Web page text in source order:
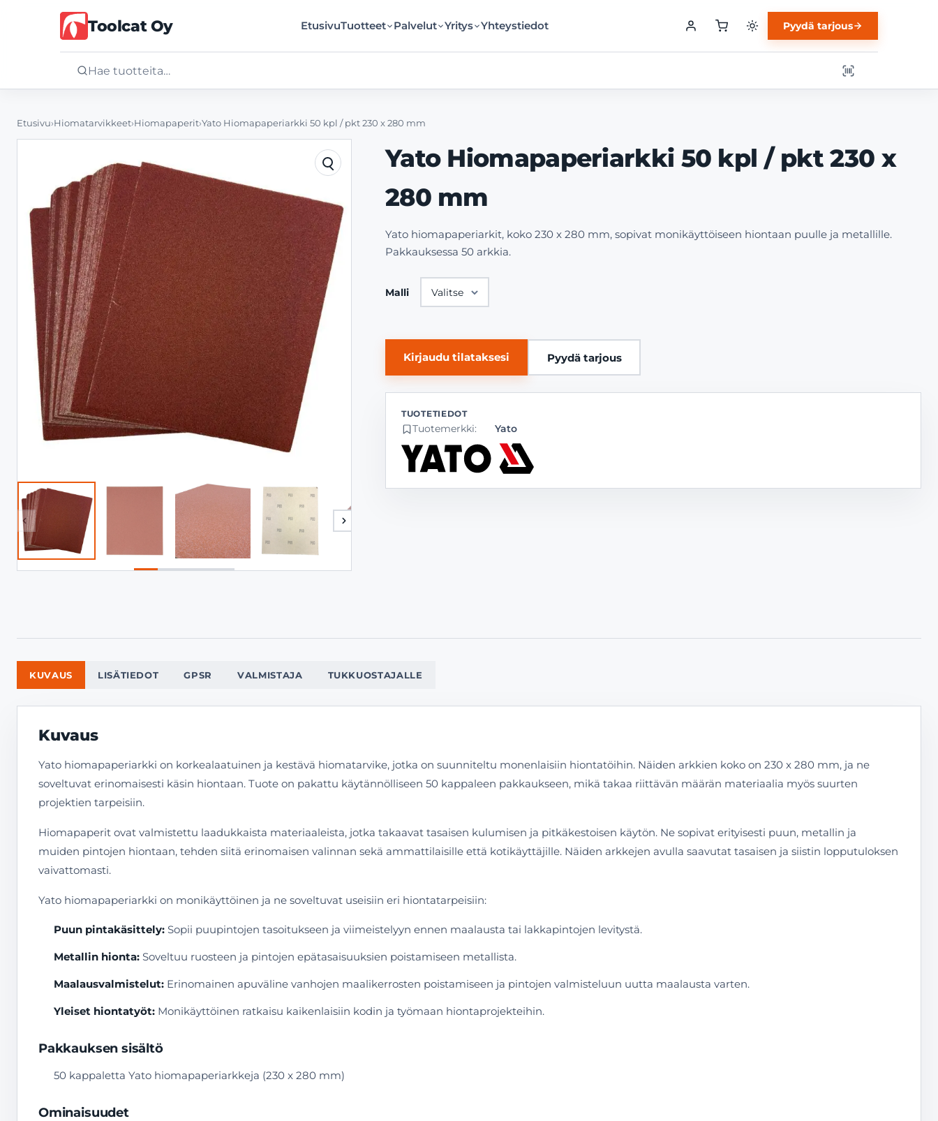
Toolcat Oy EtusivuTuotteet Palvelut Yritys Yhteystiedot Pyydä tarjous
Palvelut
Yritys
Yhteystiedot
Etusivu›Hiomatarvikkeet›Hiomapaperit›Yato Hiomapaperiarkki 50 kpl / pkt 230 x 280 mm
Yato Hiomapaperiarkki 50 kpl / pkt 230 x
280 mm
Yato hiomapaperiarkit, koko 230 x 280 mm, sopivat monikäyttöiseen hiontaan puulle ja metallille.
Pakkauksessa 50 arkkia.
Malli
Kirjaudu tilataksesi Pyydä tarjous
Tuotemerkki: Yato
KUVAUS LISÄTIEDOT GPSR VALMISTAJA TUKKUOSTAJALLE
Kuvaus
Yato hiomapaperiarkki on korkealaatuinen ja kestävä hiomatarvike, jotka on suunniteltu monenlaisiin hiontatöihin. Näiden arkkien koko on 230 x 280 mm, ja ne
soveltuvat erinomaisesti käsin hiontaan. Tuote on pakattu käytännölliseen 50 kappaleen pakkaukseen, mikä takaa riittävän määrän materiaalia myös suurten
projektien tarpeisiin.
Hiomapaperit ovat valmistettu laadukkaista materiaaleista, jotka takaavat tasaisen kulumisen ja pitkäkestoisen käytön. Ne sopivat erityisesti puun, metallin ja
muiden pintojen hiontaan, tehden siitä erinomaisen valinnan sekä ammattilaisille että kotikäyttäjille. Näiden arkkejen avulla saavutat tasaisen ja siistin lopputuloksen
vaivattomasti.
Yato hiomapaperiarkki on monikäyttöinen ja ne soveltuvat useisiin eri hiontatarpeisiin:
Puun pintakäsittely: Sopii puupintojen tasoitukseen ja viimeistelyyn ennen maalausta tai lakkapintojen levitystä.
Metallin hionta: Soveltuu ruosteen ja pintojen epätasaisuuksien poistamiseen metallista.
Maalausvalmistelut: Erinomainen apuväline vanhojen maalikerrosten poistamiseen ja pintojen valmisteluun uutta maalausta varten.
Yleiset hiontatyöt: Monikäyttöinen ratkaisu kaikenlaisiin kodin ja työmaan hiontaprojekteihin.
Pakkauksen sisältö
50 kappaletta Yato hiomapaperiarkkeja (230 x 280 mm)
Ominaisuudet